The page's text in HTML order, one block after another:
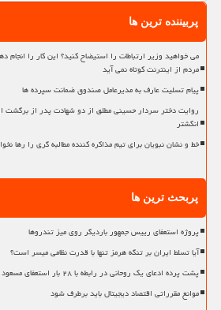
پربیننده ترین ها
می خواهید وزیر ارتباطات را استیضاح کنید؟ این کار را انجام
مردم از اینترنت کوتاه نمی آید
پیام تسلیت عارف به مدیرعامل صندوق ضمانت سپرده ها
روایت دختر سردار حسینی مطلق از دو شهادت پدر از برگشت
انگشتر
خط و نشان نبویان برای تیم مذاکره کننده مطالبه گری را رها
پربحث ترین ها
پروژه استعفای رییس جمهور باردیگر روی میز تندروها
آیا تسلط ایران بر تنگه هرمز تنها با قدرت نظامی میسر است؟
پشت پرده ادعای یک روحانی در رابطه با ۲۸ بار استعفای مسعود پزشکیان
موانع مقرراتی اقتصاد دیجیتال باید برطرف شود